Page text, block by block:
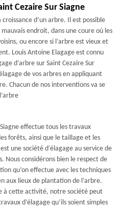
Cezaire Sur Siagne
d’un arbre. Il est possible
endroit, dans une coure où les
ou encore si l’arbre est vieux et
Louis Antoine Elagage est connu
d’arbre sur Saint Cezaire Sur
de vos arbres en appliquant
Chacun de nos interventions va se
effectue tous les travaux
forêts, ainsi que le taillage et les
une société d’élagage au service de
Nous considérons bien le respect de
qu’on effectue avec les techniques
aux lieux de plantation de l’arbre.
à cette activité, notre société peut
d’élagage qu’ils soient simples